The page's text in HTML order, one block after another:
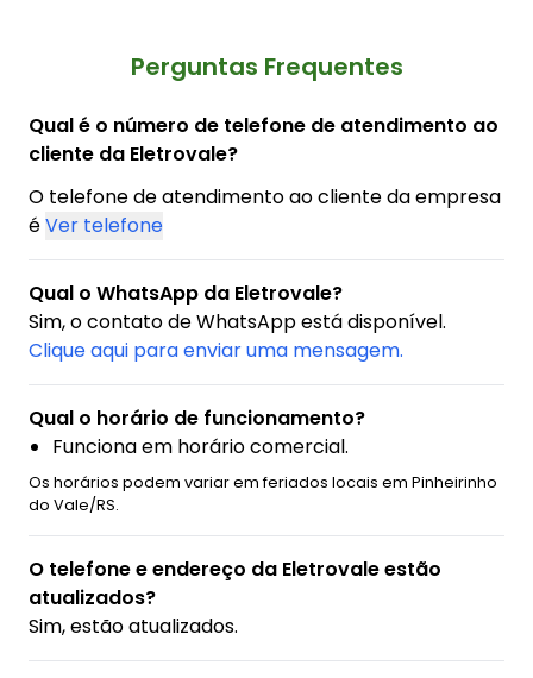
Perguntas Frequentes
Qual é o número de telefone de atendimento ao
cliente da Eletrovale?
O telefone de atendimento ao cliente da empresa
éVer telefone
Qual o WhatsApp da Eletrovale?
Sim, o contato de WhatsApp está disponível.
Clique aqui para enviar uma mensagem.
Qual o horário de funcionamento?
Funciona em horário comercial.
Os horários podem variar em feriados locais em Pinheirinho
do Vale/RS.
O telefone e endereço da Eletrovale estão
atualizados?
Sim, estão atualizados.